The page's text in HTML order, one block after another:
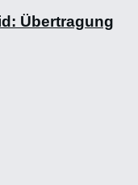
Übertragung